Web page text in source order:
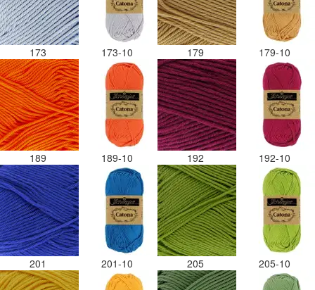
173 173-10 179 179-10
189 189-10 192 192-10
201 201-10 205 205-10